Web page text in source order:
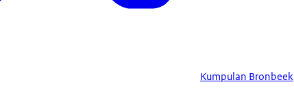
Kumpulan Bronbeek